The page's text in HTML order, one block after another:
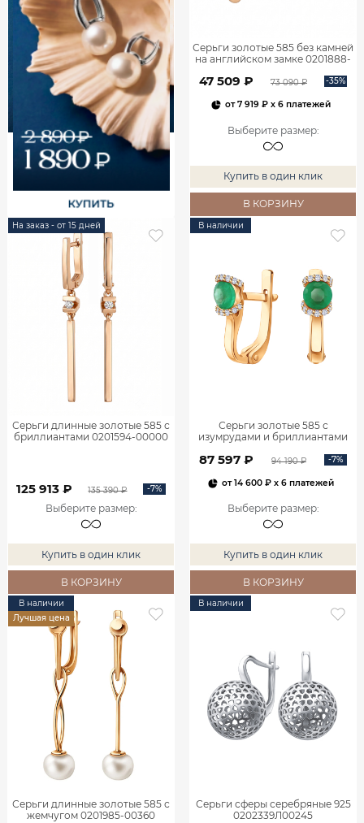
Серьги золотые 585 без камней
на английском замке 0201888-
47 509 ₽ 73 090 ₽ -35%
от7 919 ₽ x 6 платежей
Выберите размер:
Купить в один клик
В КОРЗИНУ
На заказ - от 15 дней
Серьги длинные золотые 585 с
бриллиантами 0201594-00000
125 913 ₽ 135 390 ₽ -7%
Выберите размер:
Купить в один клик
В КОРЗИНУ
В наличии
Серьги золотые 585 с
изумрудами и бриллиантами
87 597 ₽ 94 190 ₽ -7%
от14 600 ₽ x 6 платежей
Выберите размер:
Купить в один клик
В КОРЗИНУ
В наличии
Лучшая цена
Серьги длинные золотые 585 с
жемчугом 0201985-00360
В наличии
Серьги сферы серебряные 925
0202339Л00245